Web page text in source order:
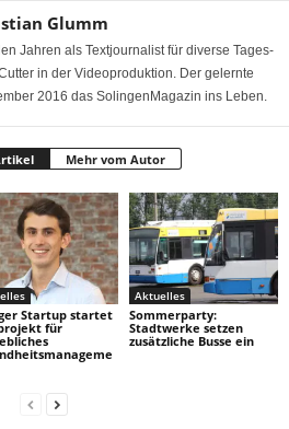
Glumm
Jahren als Textjournalist für diverse Tages-
in der Videoproduktion. Der gelernte
2016 das SolingenMagazin ins Leben.
Mehr vom Autor
Startup startet
für
Aktuelles
Sommerparty:
Stadtwerke setzen
zusätzliche Busse ein